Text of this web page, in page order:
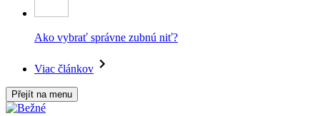
Ako vybrať správne zubnú niť?
Viac článkov
Přejít na menu